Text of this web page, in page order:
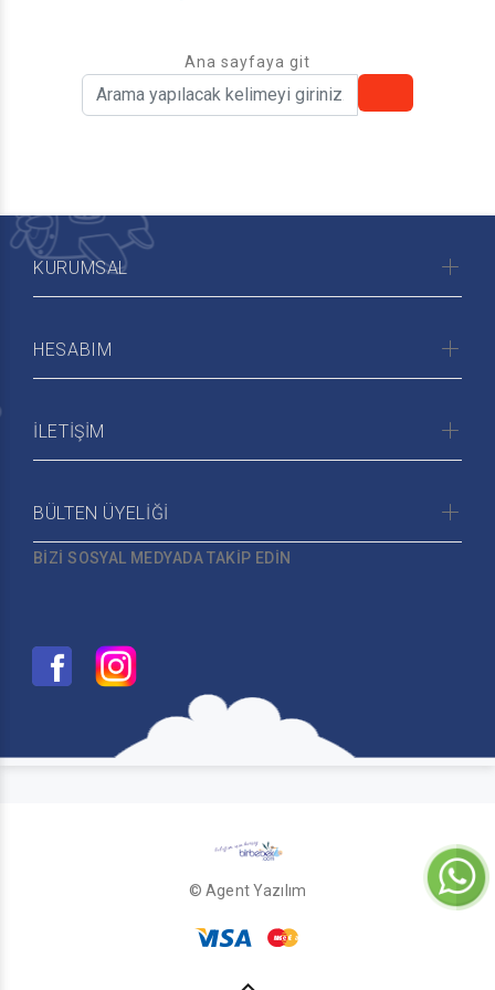
Ana sayfaya git
KURUMSAL
HESABIM
İLETİŞİM
BÜLTEN ÜYELİĞİ
BİZİ SOSYAL MEDYADA TAKİP EDİN
© Agent Yazılım